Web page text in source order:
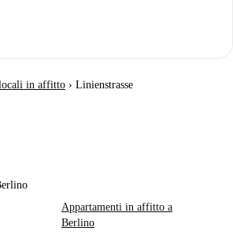
in affitto › Linienstrasse
Appartamenti in affitto a
Berlino